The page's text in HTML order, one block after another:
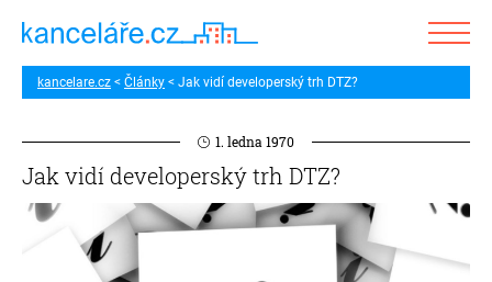
kancelare.cz Články Jak vidí developerský trh DTZ?
1. ledna 1970
Jak vidí developerský trh DTZ?